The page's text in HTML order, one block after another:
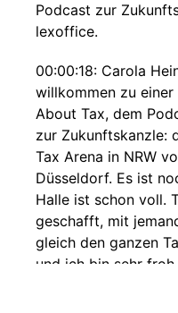
Podcast zur
lexoffice.
00:00:18: Carola
willkommen zu
About Tax, dem
zur Zukunftskanzle:
Tax Arena in NRW
Düsseldorf. Es ist
Halle ist schon voll.
geschafft, mit
gleich den ganzen
und ich bin sehr